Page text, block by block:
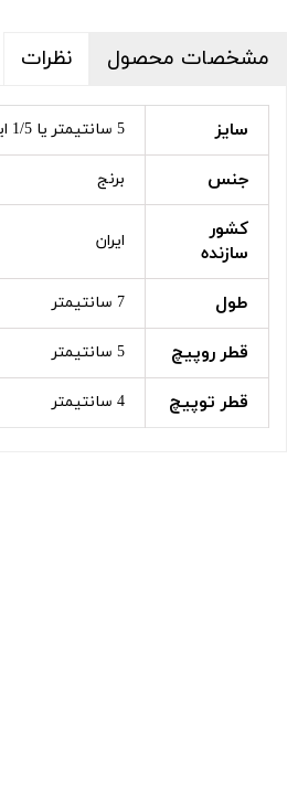
مشخصات محصول نظرات
سایز 5 سانتیمتر یا 1/5 اینچ
جنس برنج
کشور
سازنده
ایران
طول 7 سانتیمتر
قطر روپیچ 5 سانتیمتر
قطر توپیچ 4 سانتیمتر